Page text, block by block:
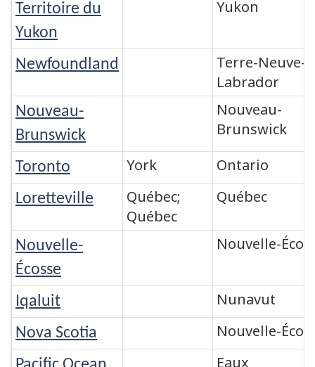
Territoire du
Yukon
Yukon
Newfoundland
Terre-Neuve-
Labrador
Nouveau-
Brunswick
Nouveau-
Brunswick
Toronto York Ontario
Loretteville
Québec;
Québec
Québec
Nouvelle-
Écosse
Nouvelle-
Iqaluit Nunavut
Nova Scotia Nouvelle-
Eaux